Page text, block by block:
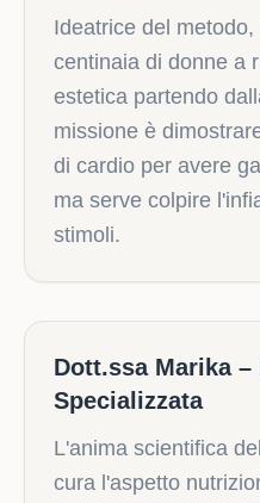
Ideatrice del
centinaia di donne a
estetica partendo
missione è
di cardio per avere
ma serve colpire
stimoli.
Dott.ssa Marika –
Specializzata
L'anima scientifica
cura l'aspetto